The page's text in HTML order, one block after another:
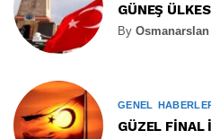
GÜNEŞ
By Osmanarslan
GENEL
GÜZEL